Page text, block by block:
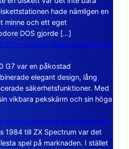
hade nämligen en
minne och ett eget
DOS gjorde […]
G7 – en lyxig företagsdator med
G7 var en påkostad
elegant design, lång
säkerhetsfunktioner. Med
vikbara pekskärm och sin höga
gjorde skolan till ett öppet kaos
1984 till ZX Spectrum var det
spel på marknaden. I stället